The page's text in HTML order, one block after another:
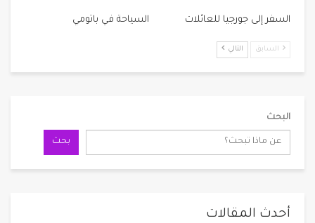
السفر إلى جورجيا للعائلات السياحة في باتومي
السابق التالي
البحث
بحث
أحدث المقالات